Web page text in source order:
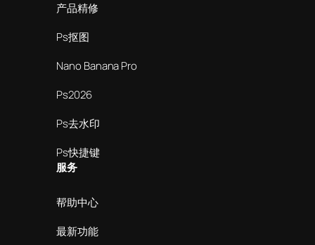
产品精修
Ps抠图
Nano Banana Pro
Ps2026
Ps去水印
Ps快捷键
服务
帮助中心
最新功能